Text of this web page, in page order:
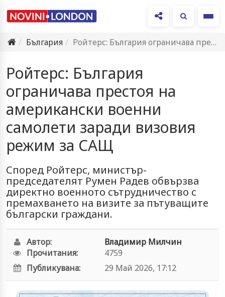
България
Ройтерс: България ограничава престоя на американски военни самолети заради визовия…
Ройтерс: България
ограничава престоя на
американски военни
самолети заради визовия
режим за САЩ
Според Ройтерс, министър-
председателят Румен Радев обвързва
директно военното сътрудничество с
премахването на визите за пътуващите
български граждани.
Автор:
Владимир Милчин
Прочитания:
4759
Публикувана:
29 Май 2026, 17:12